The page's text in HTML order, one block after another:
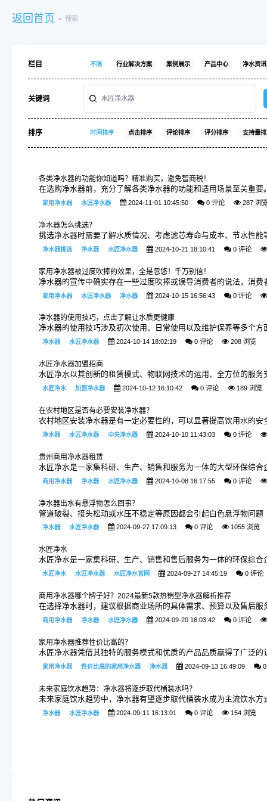
返回首页 搜索
栏目 不限 行业解决方案 案例展示 产品中心 净水资讯
关键词
排序 时间排序 点击排序 评论排序 评分排序 支持量
各类净水器的功能你知道吗？精准购买，避免智商税！
在选购净水器前，充分了解各类净水器的功能和适用场景至关重要
家用净水器 水匠净水器 2024-11-01 10:45:50 0 评论 287 浏
净水器怎么挑选？
挑选净水器时需要了解水质情况、考虑滤芯寿命与成本、节水性能
净水器挑选 净水器 水匠净水器 2024-10-21 18:10:41 0 评论
家用净水器被过度吹捧的效果，全是忽悠！千万别信！
净水器的宣传中确实存在一些过度吹捧或误导消费者的说法，消费
家用净水器 水匠净水器 净水器 2024-10-15 16:56:43 0 评论
净水器的使用技巧，点击了解让水质更健康
净水器的使用技巧涉及初次使用、日常使用以及维护保养等多个方
净水器 水匠净水器 2024-10-14 18:02:19 0 评论 208 浏览
水匠净水器加盟招商
水匠净水以其创新的租赁模式、物联网技术的运用、全方位的服
水匠净水 加盟净水器 2024-10-12 16:10:42 0 评论 189 浏览
在农村地区是否有必要安装净水器？
农村地区安装净水器是有一定必要性的，可以显著提高饮用水的
净水器 水匠净水器 中央净水器 2024-10-10 11:43:03 0 评论
贵州商用净水器租赁
水匠净水是一家集科研、生产、销售和服务为一体的大型环保综合
商用净水器 净水器 水匠净水器 2024-10-08 16:17:55 0 评论
净水器出水有悬浮物怎么回事？
管道破裂、接头松动或水压不稳定等原因都会引起白色悬浮物问题
净水器 水匠净水器 2024-09-27 17:09:13 0 评论 1055 浏览
水匠净水
水匠净水是一家集科研、生产、销售和售后服务为一体的环保综合
水匠净水 水匠净水器 水匠净水官网 2024-09-27 14:45:19 0 评论
商用净水器哪个牌子好？2024最新5款热销型净水器解析推荐
在选择净水器时，建议根据商业场所的具体需求、预算以及售后服
商用净水器 净水器 水匠净水器 2024-09-20 16:03:42 0 评论
家用净水器推荐性价比高的？
水匠净水器凭借其独特的服务模式和优质的产品品质赢得了广泛的
家用净水器 性价比高的家用净水器 净水器 2024-09-13 16:49:09
未来家庭饮水趋势：净水器将逐步取代桶装水吗？
未来家庭饮水趋势中，净水器有望逐步取代桶装水成为主流饮水方
净水器 水匠净水器 2024-09-11 16:13:01 0 评论 154 浏览